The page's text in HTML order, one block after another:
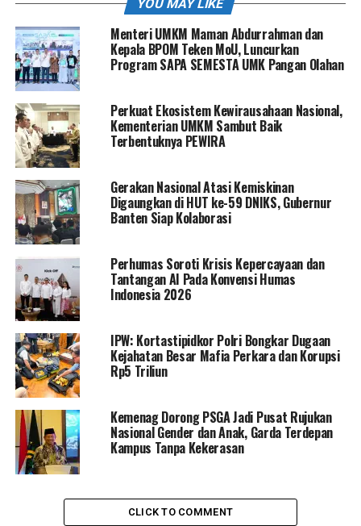
YOU MAY LIKE
Menteri UMKM Maman Abdurrahman dan
Kepala BPOM Teken MoU, Luncurkan
Program SAPA SEMESTA UMK Pangan Olahan
Perkuat Ekosistem Kewirausahaan Nasional,
Kementerian UMKM Sambut Baik
Terbentuknya PEWIRA
Gerakan Nasional Atasi Kemiskinan
Digaungkan di HUT ke-59 DNIKS, Gubernur
Banten Siap Kolaborasi
Perhumas Soroti Krisis Kepercayaan dan
Tantangan AI Pada Konvensi Humas
Indonesia 2026
IPW: Kortastipidkor Polri Bongkar Dugaan
Kejahatan Besar Mafia Perkara dan Korupsi
Rp5 Triliun
Kemenag Dorong PSGA Jadi Pusat Rujukan
Nasional Gender dan Anak, Garda Terdepan
Kampus Tanpa Kekerasan
CLICK TO COMMENT